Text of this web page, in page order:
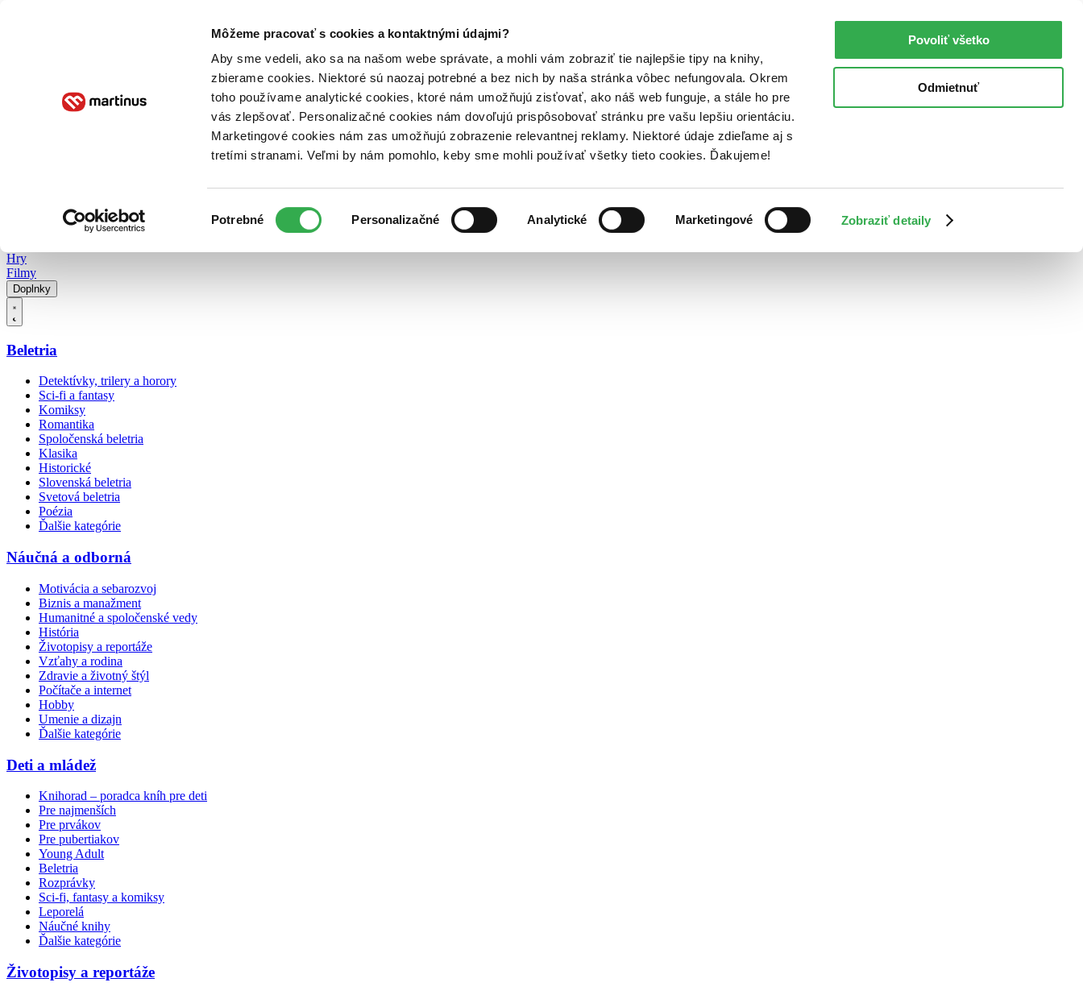
Môžeme pracovať s cookies a kontaktnými údajmi?
Aby sme vedeli, ako sa na našom webe správate, a mohli vám zobraziť tie najlepšie tipy na knihy,
zbierame cookies. Niektoré sú naozaj potrebné a bez nich by naša stránka vôbec nefungovala. Okrem
toho používame analytické cookies, ktoré nám umožňujú zisťovať, ako náš web funguje, a stále ho pre
vás zlepšovať. Personalizačné cookies nám dovoľujú prispôsobovať stránku pre vašu lepšiu orientáciu.
Marketingové cookies nám zas umožňujú zobrazenie relevantnej reklamy. Niektoré údaje zdieľame aj s
tretími stranami. Veľmi by nám pomohlo, keby sme mohli používať všetky tieto cookies. Ďakujeme!
súhlasu
Potrebné Personalizačné Analytické Marketingové Zobraziť detaily
Povoliť všetko
Odmietnuť
Poukážky Kontakt
Hry
Filmy
Doplnky
Beletria
Detektívky, trilery a horory
Sci-fi a fantasy
Komiksy
Romantika
Spoločenská beletria
Klasika
Historické
Slovenská beletria
Svetová beletria
Poézia
Ďalšie kategórie
Náučná a odborná
Motivácia a sebarozvoj
Biznis a manažment
Humanitné a spoločenské vedy
História
Životopisy a reportáže
Vzťahy a rodina
Zdravie a životný štýl
Počítače a internet
Hobby
Umenie a dizajn
Ďalšie kategórie
Deti a mládež
Knihorad – poradca kníh pre deti
Pre najmenších
Pre prvákov
Pre pubertiakov
Young Adult
Beletria
Rozprávky
Sci-fi, fantasy a komiksy
Leporelá
Náučné knihy
Ďalšie kategórie
Životopisy a reportáže